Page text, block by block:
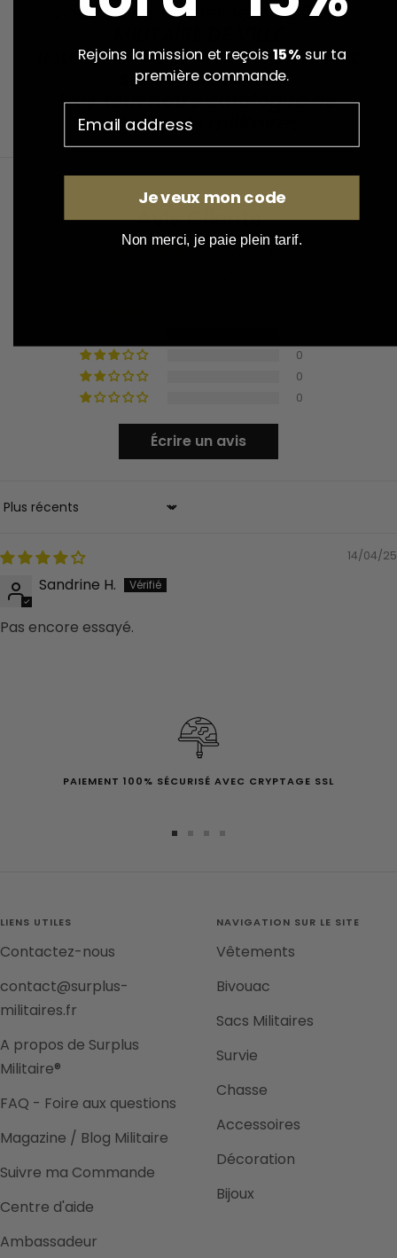
À découvrir également :COURT
Retourner dans la catégorie :Nos
shorts militaires
Voir tout notre catalogue de
vêtements militaires
Avis Clients
4.00 sur 5
0
0
0
Écrire un avis
Sort by
14/04/25
Sandrine H.
Pas encore essayé.
PAIEMENT 100% SÉCURISÉ AVEC CRYPTAGE SSL
4
LIENS UTILES
Contactez-nous
contact@surplus-
militaires.fr
A propos de Surplus
Militaire®
FAQ - Foire aux questions
Magazine / Blog Militaire
Suivre ma Commande
Centre d'aide
Ambassadeur
NAVIGATION SUR LE SITE
Vêtements
Bivouac
Sacs Militaires
Survie
Chasse
Accessoires
Décoration
Bijoux
Rejoins la mission et reçois 15% sur ta
première commande.
Je veux mon code
Non merci, je paie plein tarif.